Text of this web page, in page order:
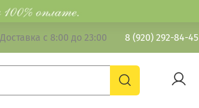
Доставка с 8:00 до 23:00 8 (920) 292-84-45